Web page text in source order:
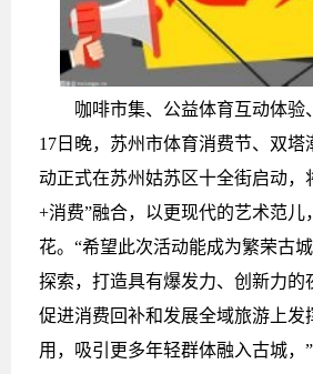
咖啡市集、公益体育互动体
17日晚，苏州市体育消费节、双塔
动正式在苏州姑苏区十全街启动，
+消费”融合，以更现代的艺术范儿
花。“希望此次活动能成为繁荣古
探索，打造具有爆发力、创新力的
促进消费回补和发展全域旅游上发
用，吸引更多年轻群体融入古城，